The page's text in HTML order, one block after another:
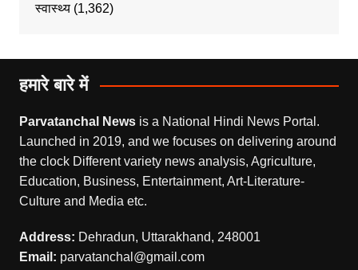
स्वास्थ्य(1,362)
हमारे बारे में
Parvatanchal Newsis a National Hindi News Portal.
Launched in 2019, and we focuses on delivering around
the clock Different variety news analysis, Agriculture,
Education, Business, Entertainment, Art-Literature-
Culture and Media etc.
Address: Dehradun, Uttarakhand, 248001
Email: parvatanchal@gmail.com